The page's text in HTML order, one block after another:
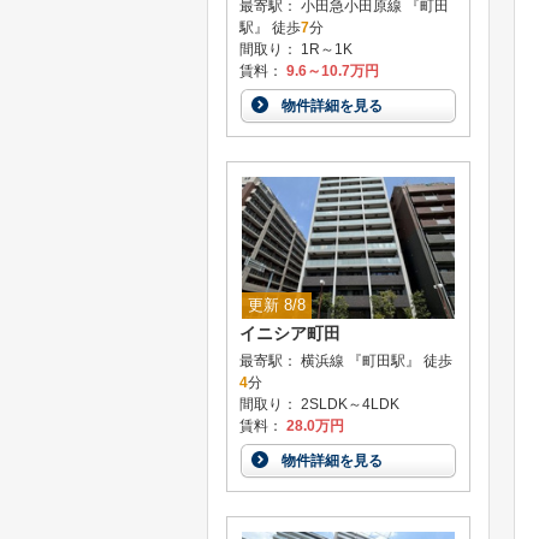
最寄駅： 小田急小田原線 『町田
駅』 徒歩7分
間取り： 1R～1K
賃料： 9.6～10.7万円
物件詳細を見る
更新 8/8
イニシア町田
最寄駅： 横浜線 『町田駅』 徒歩
4分
間取り： 2SLDK～4LDK
賃料： 28.0万円
物件詳細を見る